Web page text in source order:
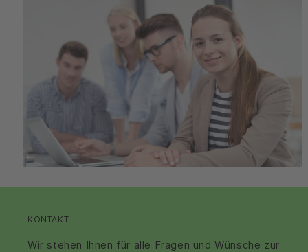
KONTAKT
Wir stehen Ihnen für alle Fragen und Wünsche zur